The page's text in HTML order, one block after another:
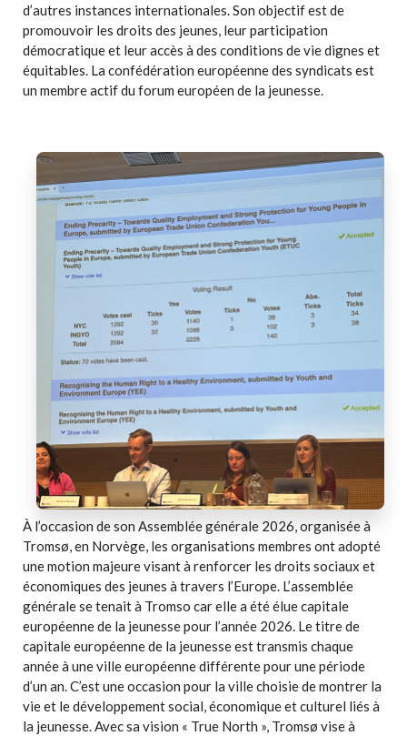
d’autres instances internationales. Son objectif est de
promouvoir les droits des jeunes, leur participation
démocratique et leur accès à des conditions de vie dignes et
équitables. La confédération européenne des syndicats est
un membre actif du forum européen de la jeunesse.
À l’occasion de son Assemblée générale 2026, organisée à
Tromsø, en Norvège, les organisations membres ont adopté
une motion majeure visant à renforcer les droits sociaux et
économiques des jeunes à travers l’Europe. L’assemblée
générale se tenait à Tromso car elle a été élue capitale
européenne de la jeunesse pour l’année 2026. Le titre de
capitale européenne de la jeunesse est transmis chaque
année à une ville européenne différente pour une période
d’un an. C’est une occasion pour la ville choisie de montrer la
vie et le développement social, économique et culturel liés à
la jeunesse. Avec sa vision « True North », Tromsø vise à